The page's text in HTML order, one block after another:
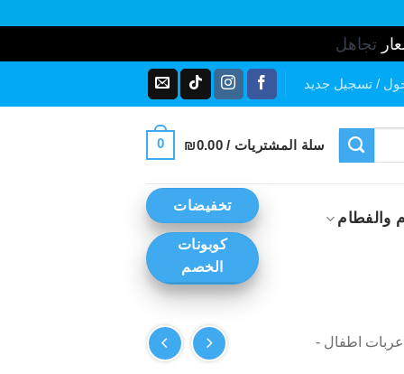
تجاهل
/ تسجيل جديد
سلة المشتريات / ₪0.00
0
والفطام
تخفيضات
كوبونات
الخصم
عربات اطفال -